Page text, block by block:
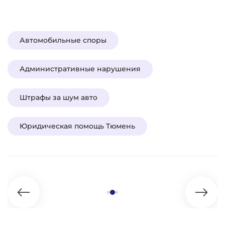
Автомобильные споры
Административные нарушения
Штрафы за шум авто
Юридическая помощь Тюмень